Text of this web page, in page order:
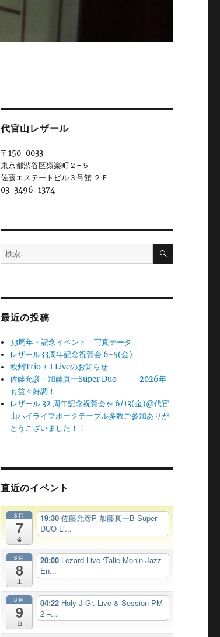
代官山レザール
〒150-0033
東京都渋谷区猿楽町２−５
佐藤エステートビル３号館 ２Ｆ
03-3496-1374
検
索:
検
最近の投稿
33周年・記念イベント 写真データ
レザール33周年記念祝賀会 6-5(金)
欧州Trio + 1 Liveのお知らせ
佐藤允彦・加藤真一Super Duo 2026年
も益々好調！
レザール 32 周年記念祝賀会を 6/13(金)@代官
山ハイライフポークテーブル多数ご参加ありが
とうございました！！
直近のイベント
8月
7
金
19:30佐藤允彦P 加藤真一B Super
DUO Li...
8月
8
土
20:00 Lezard Live ‘Talie Monin Jazz
En...
8月
9
日
04:22 Holy J Gr. Live & Session PM
2 –...